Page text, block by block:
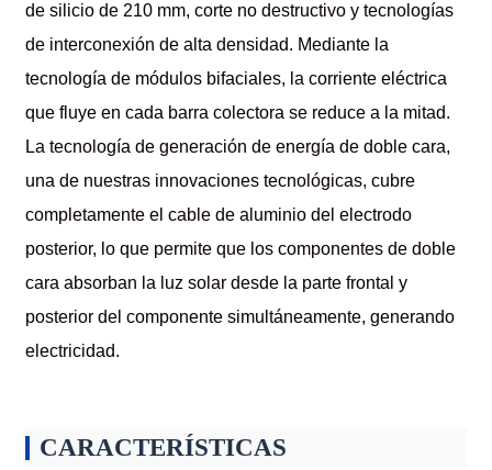
de silicio de 210 mm, corte no destructivo y tecnologías
de interconexión de alta densidad. Mediante la
tecnología de módulos bifaciales, la corriente eléctrica
que fluye en cada barra colectora se reduce a la mitad.
La tecnología de generación de energía de doble cara,
una de nuestras innovaciones tecnológicas, cubre
completamente el cable de aluminio del electrodo
posterior, lo que permite que los componentes de doble
cara absorban la luz solar desde la parte frontal y
posterior del componente simultáneamente, generando
electricidad.
CARACTERÍSTICAS